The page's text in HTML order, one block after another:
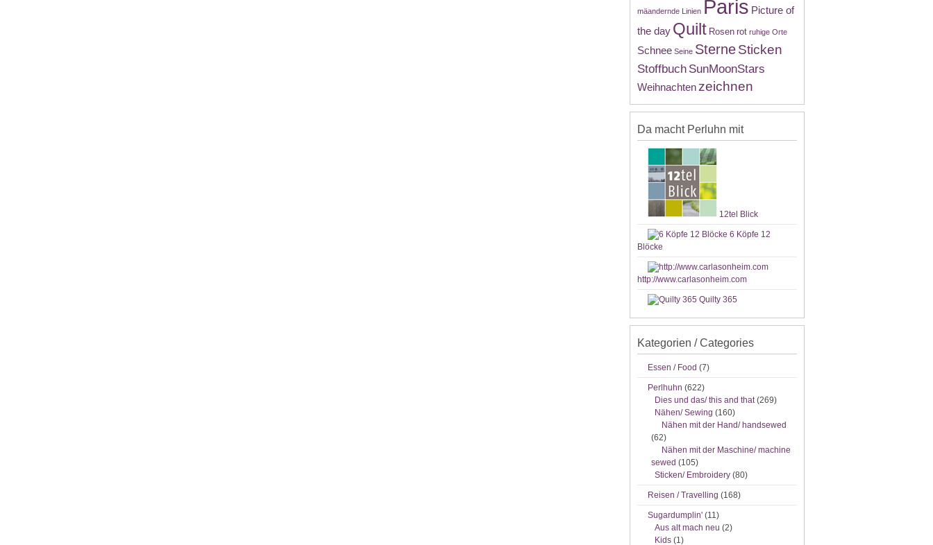
mäandernde Linien Paris Picture of
the day Quilt Rosen rot ruhige Orte
Schnee Seine SterneSticken
Stoffbuch SunMoonStars
Weihnachten zeichnen
Da macht Perluhn mit
12tel Blick
6 Köpfe 12
Blöcke
http://www.carlasonheim.com
Quilty 365
Kategorien / Categories
Essen / Food (7)
Perlhuhn (622)
Dies und das/ this and that(269)
Nähen/ Sewing (160)
Nähen mit der Hand/ handsewed
(62)
Nähen mit der Maschine/ machine
sewed (105)
Sticken/ Embroidery (80)
Reisen / Travelling (168)
Sugardumplin' (11)
Aus alt mach neu (2)
Kids (1)